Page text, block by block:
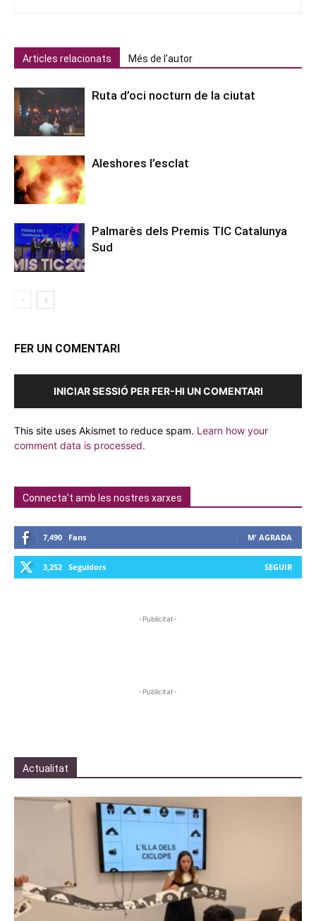
Articles relacionats Més de l'autor
Ruta d’oci nocturn de la ciutat
Aleshores l’esclat
Palmarès dels Premis TIC Catalunya
Sud
FER UN COMENTARI
INICIAR SESSIÓ PER FER-HI UN COMENTARI
This site uses Akismet to reduce spam. Learn how your
comment data is processed.
Connecta't amb les nostres xarxes
7,490 Fans M' AGRADA
3,252 Seguidors SEGUIR
-Publicitat-
-Publicitat-
Actualitat